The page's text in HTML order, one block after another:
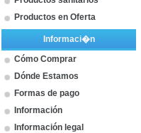
Productos en Oferta
Informaci�n
Cómo Comprar
Dónde Estamos
Formas de pago
Información
Información legal